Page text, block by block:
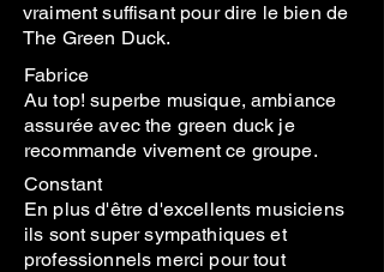
vraiment suffisant pour dire le bien de
The Green Duck.
Fabrice
Au top! superbe musique, ambiance
assurée avec the green duck je
recommande vivement ce groupe.
Constant
En plus d'être d'excellents musiciens
ils sont super sympathiques et
professionnels merci pour tout